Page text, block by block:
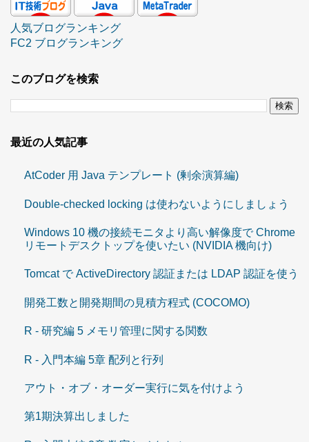
人気ブログランキング
FC2 ブログランキング
このブログを検索
最近の人気記事
AtCoder 用 Java テンプレート (剰余演算編)
Double-checked locking は使わないようにしましょう
Windows 10 機の接続モニタより高い解像度で Chrome
リモートデスクトップを使いたい (NVIDIA 機向け)
Tomcat で ActiveDirectory 認証または LDAP 認証を使う
開発工数と開発期間の見積方程式 (COCOMO)
R - 研究編 5 メモリ管理に関する関数
R - 入門本編 5章 配列と行列
アウト・オブ・オーダー実行に気を付けよう
第1期決算出しました